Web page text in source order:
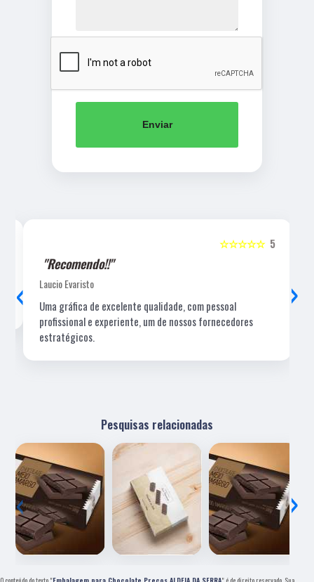
Enviar
5
☆☆☆☆☆
"Recomendo!!"
Laucio Evaristo
Uma gráfica de excelente qualidade, com pessoal
profissional e experiente, um de nossos fornecedores
estratégicos.
‹ ›
Pesquisas relacionadas
‹ ›